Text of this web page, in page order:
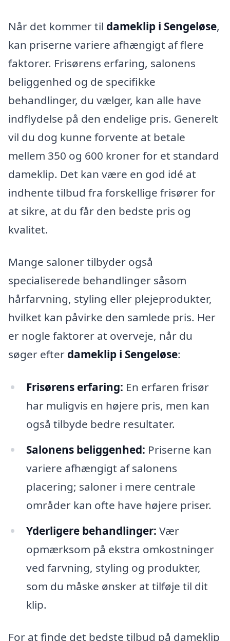
Når det kommer til dameklip i Sengeløse,
kan priserne variere afhængigt af flere
faktorer. Frisørens erfaring, salonens
beliggenhed og de specifikke
behandlinger, du vælger, kan alle have
indflydelse på den endelige pris. Generelt
vil du dog kunne forvente at betale
mellem 350 og 600 kroner for et standard
dameklip. Det kan være en god idé at
indhente tilbud fra forskellige frisører for
at sikre, at du får den bedste pris og
kvalitet.
Mange saloner tilbyder også
specialiserede behandlinger såsom
hårfarvning, styling eller plejeprodukter,
hvilket kan påvirke den samlede pris. Her
er nogle faktorer at overveje, når du
søger efter dameklip i Sengeløse:
Frisørens erfaring: En erfaren frisør
har muligvis en højere pris, men kan
også tilbyde bedre resultater.
Salonens beliggenhed: Priserne kan
variere afhængigt af salonens
placering; saloner i mere centrale
områder kan ofte have højere priser.
Yderligere behandlinger: Vær
opmærksom på ekstra omkostninger
ved farvning, styling og produkter,
som du måske ønsker at tilføje til dit
klip.
For at finde det bedste tilbud på dameklip